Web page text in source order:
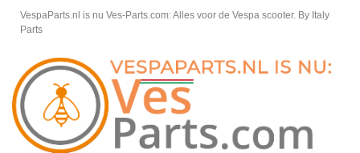
VespaParts.nl is nu Ves-Parts.com: Alles voor de Vespa scooter. By Italy
Parts